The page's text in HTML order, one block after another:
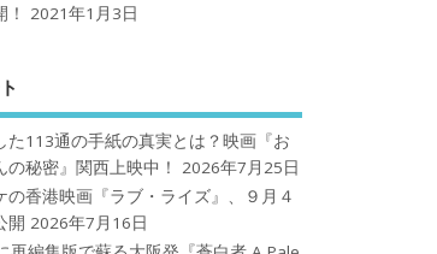
2021年1月3日
た113通の手紙の真実とは？映画『お
の秘密』関西上映中！
2026年7月25日
の香港映画『ラブ・ライズ』、９月４
開 2026年7月16日